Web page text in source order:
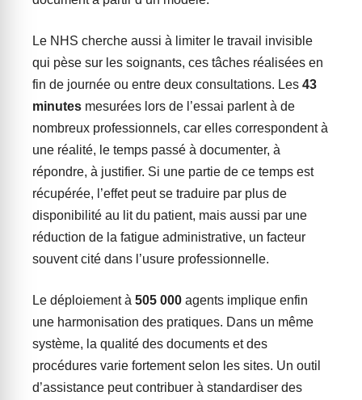
Le NHS cherche aussi à limiter le travail invisible
qui pèse sur les soignants, ces tâches réalisées en
fin de journée ou entre deux consultations. Les 43
minutes mesurées lors de l’essai parlent à de
nombreux professionnels, car elles correspondent à
une réalité, le temps passé à documenter, à
répondre, à justifier. Si une partie de ce temps est
récupérée, l’effet peut se traduire par plus de
disponibilité au lit du patient, mais aussi par une
réduction de la fatigue administrative, un facteur
souvent cité dans l’usure professionnelle.
Le déploiement à 505 000 agents implique enfin
une harmonisation des pratiques. Dans un même
système, la qualité des documents et des
procédures varie fortement selon les sites. Un outil
d’assistance peut contribuer à standardiser des